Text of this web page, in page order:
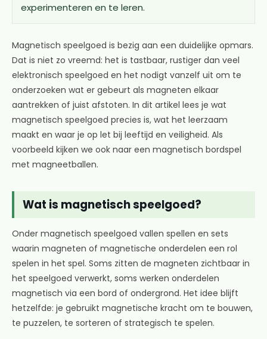
experimenteren en te leren.
Magnetisch speelgoed is bezig aan een duidelijke opmars.
Dat is niet zo vreemd: het is tastbaar, rustiger dan veel
elektronisch speelgoed en het nodigt vanzelf uit om te
onderzoeken wat er gebeurt als magneten elkaar
aantrekken of juist afstoten. In dit artikel lees je wat
magnetisch speelgoed precies is, wat het leerzaam
maakt en waar je op let bij leeftijd en veiligheid. Als
voorbeeld kijken we ook naar een magnetisch bordspel
met magneetballen.
Wat is magnetisch speelgoed?
Onder magnetisch speelgoed vallen spellen en sets
waarin magneten of magnetische onderdelen een rol
spelen in het spel. Soms zitten de magneten zichtbaar in
het speelgoed verwerkt, soms werken onderdelen
magnetisch via een bord of ondergrond. Het idee blijft
hetzelfde: je gebruikt magnetische kracht om te bouwen,
te puzzelen, te sorteren of strategisch te spelen.